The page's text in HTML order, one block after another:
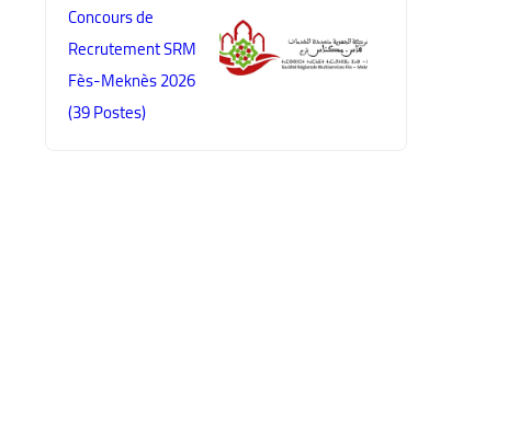
Concours de
Recrutement SRM
Fès-Meknès 2026
(39 Postes)